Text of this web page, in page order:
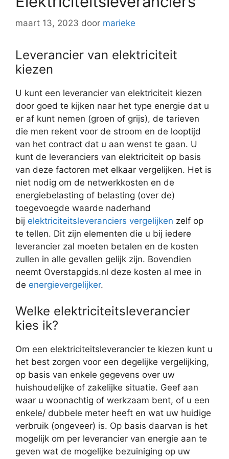
maart 13, 2023 door marieke
Leverancier van elektriciteit
kiezen
U kunt een leverancier van elektriciteit kiezen
door goed te kijken naar het type energie dat u
er af kunt nemen (groen of grijs), de tarieven
die men rekent voor de stroom en de looptijd
van het contract dat u aan wenst te gaan. U
kunt de leveranciers van elektriciteit op basis
van deze factoren met elkaar vergelijken. Het is
niet nodig om de netwerkkosten en de
energiebelasting of belasting (over de)
toegevoegde waarde naderhand
bij elektriciteitsleveranciers vergelijken zelf op
te tellen. Dit zijn elementen die u bij iedere
leverancier zal moeten betalen en de kosten
zullen in alle gevallen gelijk zijn. Bovendien
neemt Overstapgids.nl deze kosten al mee in
de energievergelijker.
Welke elektriciteitsleverancier
kies ik?
Om een elektriciteitsleverancier te kiezen kunt u
het best zorgen voor een degelijke vergelijking,
op basis van enkele gegevens over uw
huishoudelijke of zakelijke situatie. Geef aan
waar u woonachtig of werkzaam bent, of u een
enkele/ dubbele meter heeft en wat uw huidige
verbruik (ongeveer) is. Op basis daarvan is het
mogelijk om per leverancier van energie aan te
geven wat de mogelijke bezuiniging op uw